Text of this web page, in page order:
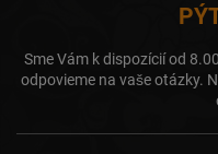
Sme Vám k dispozícií od
odpovieme na vaše otázky.